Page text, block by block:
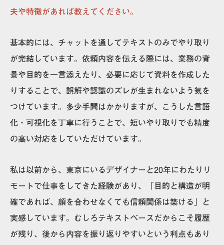
夫や特徴があれば教えてください。
基本的には、チャットを通してテキストのみでやり取り
が完結しています。依頼内容を伝える際には、業務の背
景や目的を一言添えたり、必要に応じて資料を作成した
りすることで、誤解や認識のズレが生まれないよう気を
つけています。多少手間はかかりますが、こうした言語
化・可視化を丁寧に行うことで、短いやり取りでも精度
の高い対応をしていただけています。
私は以前から、東京にいるデザイナーと20年にわたりリ
モートで仕事をしてきた経験があり、「目的と構造が明
確であれば、顔を合わせなくても信頼関係は築ける」と
実感しています。むしろテキストベースだからこそ履歴
が残り、後から内容を振り返りやすいという利点もあり